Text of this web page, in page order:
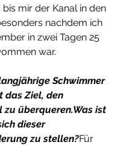
bis mir der Kanal in den
nachdem ich
in zwei Tagen 25
war.
Schwimmer
das Ziel, den
zu überqueren.Was ist
dieser
zu stellen?Für